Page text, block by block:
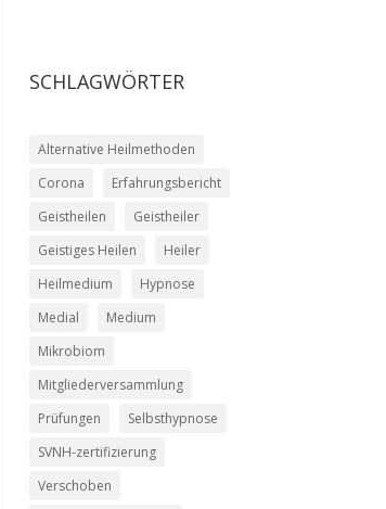
SCHLAGWÖRTER
Alternative Heilmethoden
Corona
Erfahrungsbericht
Geistheilen
Geistheiler
Geistiges Heilen
Heiler
Heilmedium
Hypnose
Medial
Medium
Mikrobiom
Mitgliederversammlung
Prüfungen
Selbsthypnose
SVNH-zertifizierung
Verschoben